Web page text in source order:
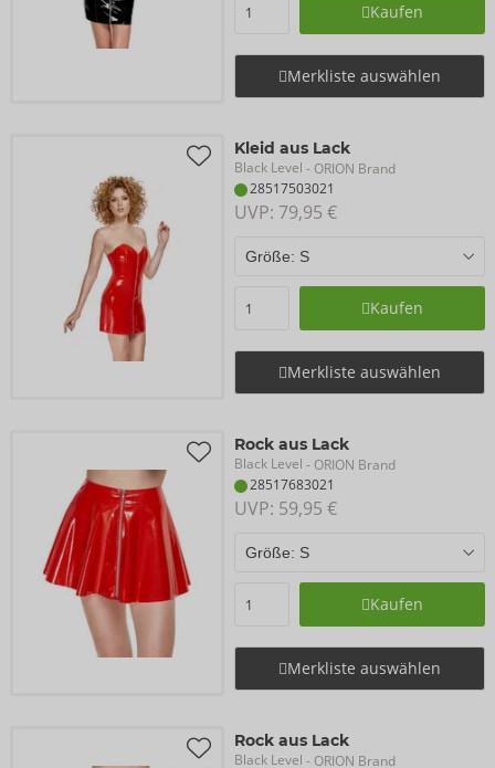
Kaufen
Merkliste auswählen
Kleid aus Lack
Black Level - ORION Brand
28517503021
UVP: 79,95 €
Kaufen
Merkliste auswählen
Rock aus Lack
Black Level - ORION Brand
28517683021
UVP: 59,95 €
Kaufen
Merkliste auswählen
Rock aus Lack
Black Level - ORION Brand